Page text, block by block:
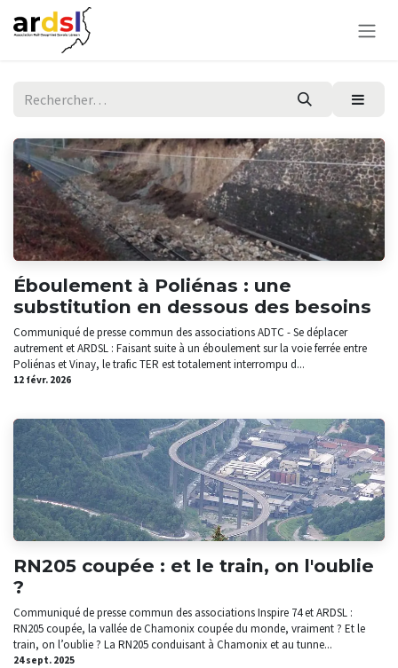
Se rendre au contenu
Éboulement à Poliénas : une
substitution en dessous des besoins
Communiqué de presse commun des associations ADTC - Se déplacer
autrement et ARDSL : Faisant suite à un éboulement sur la voie ferrée entre
Poliénas et Vinay, le trafic TER est totalement interrompu d...
12 févr. 2026
RN205 coupée : et le train, on l'oublie
?
Communiqué de presse commun des associations Inspire 74 et ARDSL :
RN205 coupée, la vallée de Chamonix coupée du monde, vraiment ? Et le
train, on l’oublie ? La RN205 conduisant à Chamonix et au tunne...
24 sept. 2025